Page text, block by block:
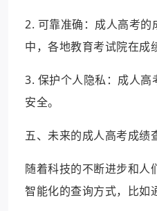
2. 可靠准确：成人高考
中，各地教育考试院在成
3. 保护个人隐私：成人
安全。
五、未来的成人高考成绩
随着科技的不断进步和人
智能化的查询方式，比如